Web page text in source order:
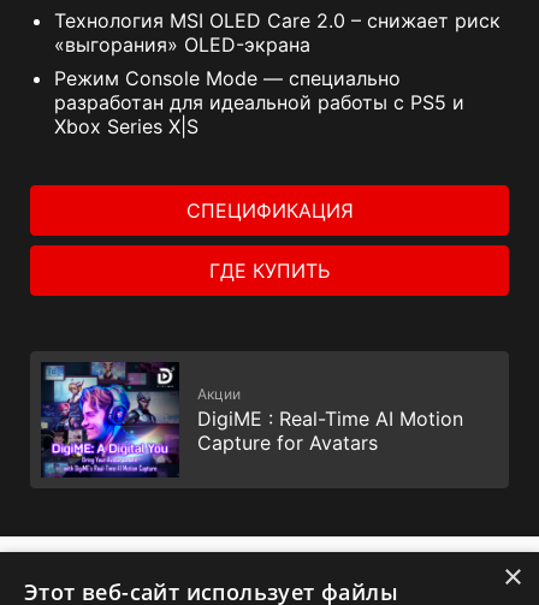
Технология MSI OLED Care 2.0 – cнижает риск
«выгорания» OLED-экрана
Режим Console Mode — специально
разработан для идеальной работы с PS5 и
Xbox Series X|S
СПЕЦИФИКАЦИЯ
ГДЕ КУПИТЬ
Акции
DigiME : Real-Time AI Motion
Capture for Avatars
×
Этот веб-сайт использует файлы